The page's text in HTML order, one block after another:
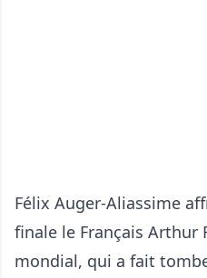
Félix Auger-Aliassime
finale le Français Arthur
mondial, qui a fait